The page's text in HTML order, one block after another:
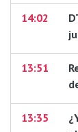
14:02
13:51
13:35